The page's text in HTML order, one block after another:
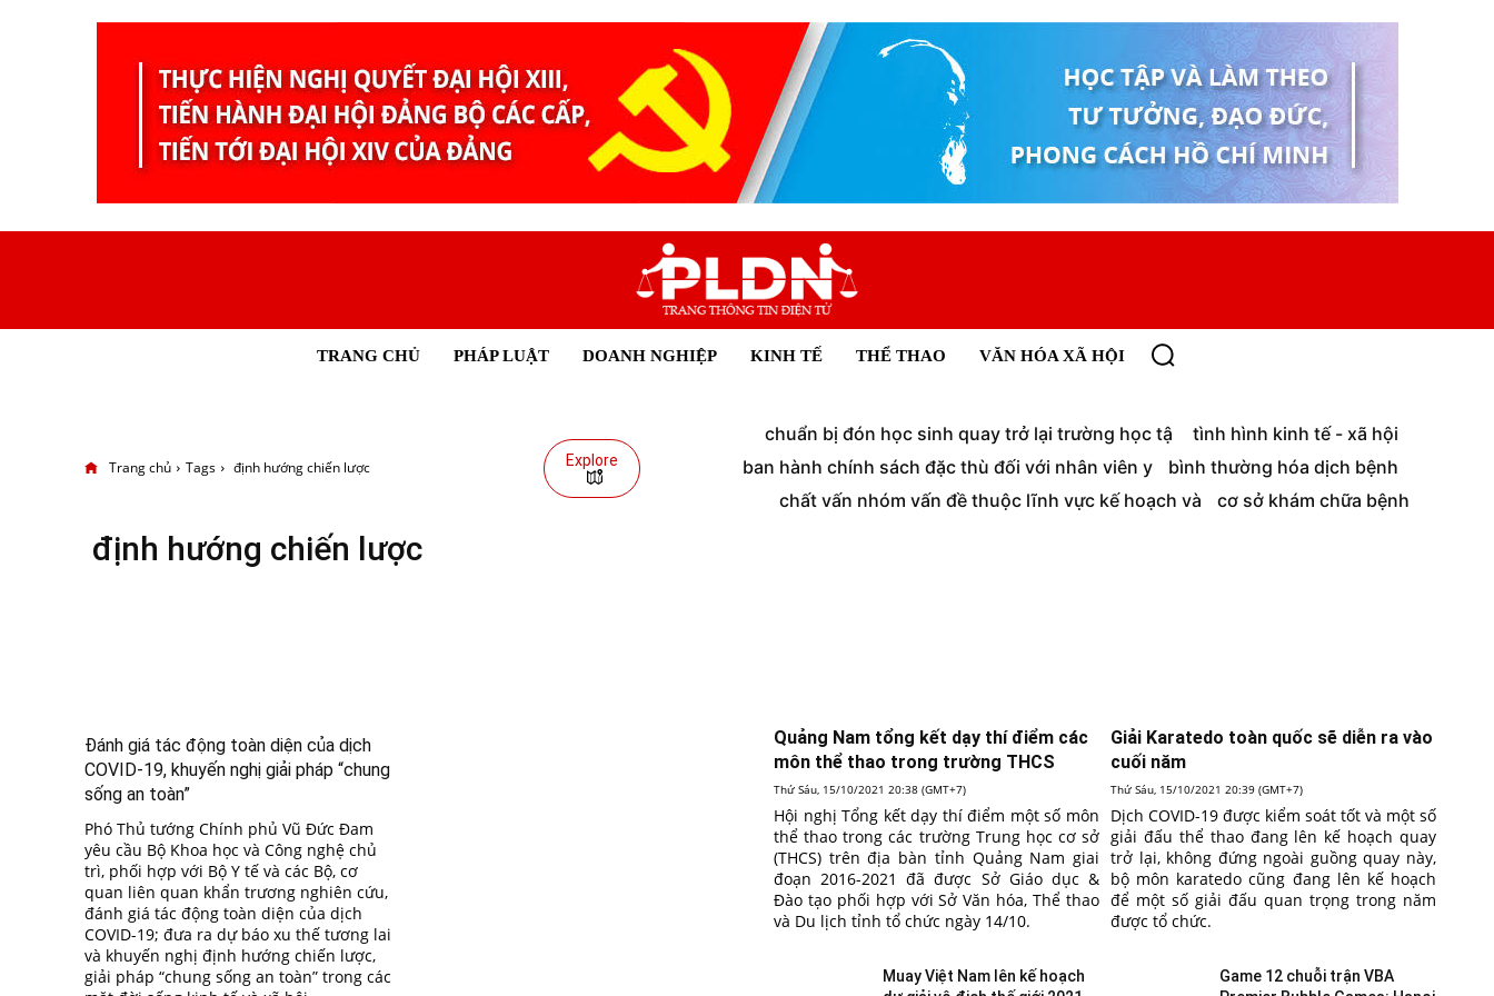
TRANG CHỦ PHÁP LUẬT DOANH NGHIỆP KINH TẾ THỂ THAO VĂN HÓA XÃ HỘI
Trang chủ Tags định hướng chiến lược Explore
chuẩn bị đón học sinh quay trở lại trường học tậ
tình hình kinh tế - xã hội
ban hành chính sách đặc thù đối với nhân viên y
bình thường hóa dịch bệnh
chất vấn nhóm vấn đề thuộc lĩnh vực kế hoạch và
cơ sở khám chữa bệnh
định hướng chiến lược
Đánh giá tác động toàn diện của dịch
COVID-19, khuyến nghị giải pháp “chung
sống an toàn”
Phó Thủ tướng Chính phủ Vũ Đức Đam
yêu cầu Bộ Khoa học và Công nghệ chủ
trì, phối hợp với Bộ Y tế và các Bộ, cơ
quan liên quan khẩn trương nghiên cứu,
đánh giá tác động toàn diện của dịch
COVID-19; đưa ra dự báo xu thế tương lai
và khuyến nghị định hướng chiến lược,
giải pháp “chung sống an toàn” trong các
Quảng Nam tổng kết dạy thí điểm các
môn thể thao trong trường THCS
Thứ Sáu, 15/10/2021 20:38 (GMT+7)
Hội nghị Tổng kết dạy thí điểm một số môn
thể thao trong các trường Trung học cơ sở
(THCS) trên địa bàn tỉnh Quảng Nam giai
đoạn 2016-2021 đã được Sở Giáo dục &
Đào tạo phối hợp với Sở Văn hóa, Thể thao
và Du lịch tỉnh tổ chức ngày 14/10.
Giải Karatedo toàn quốc sẽ diễn ra vào
cuối năm
Thứ Sáu, 15/10/2021 20:39 (GMT+7)
Dịch COVID-19 được kiểm soát tốt và một số
giải đấu thể thao đang lên kế hoạch quay
trở lại, không đứng ngoài guồng quay này,
bộ môn karatedo cũng đang lên kế hoạch
để một số giải đấu quan trọng trong năm
được tổ chức.
Muay Việt Nam lên kế hoạch
Game 12 chuỗi trận VBA